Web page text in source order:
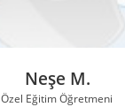
Neşe M.
Özel Eğitim Öğretmeni